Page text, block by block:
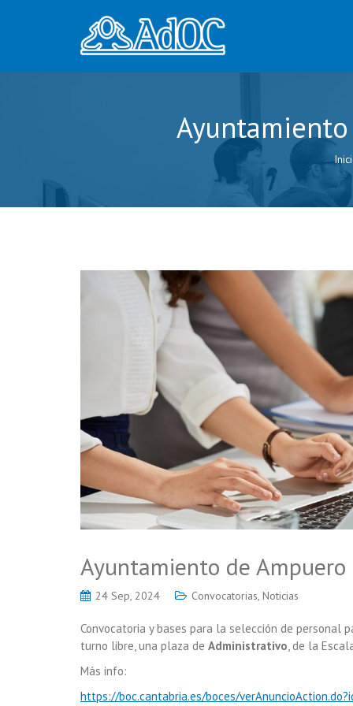
Ayuntamiento de
24 Sep, 2024 Convocatorias, Noticias
Convocatoria y bases para la selección de personal
turno libre, una plaza de Administrativo, de la
Más info:
https://boc.cantabria.es/boces/